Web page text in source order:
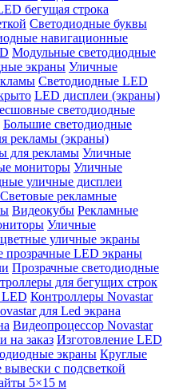
бегущая строка
Светодиодные буквы
навигационные
Модульные светодиодные
экраны Уличные
Светодиодные LED
LED дисплеи (экраны)
светодиодные
Большие светодиодные
рекламы (экраны)
для рекламы Уличные
мониторы Уличные
уличные дисплеи
Световые рекламные
Видеокубы Рекламные
Уличные
уличные экраны
прозрачные LED экраны
Прозрачные светодиодные
для бегущих строк
LED Контроллеры Novastar
для Led экрана
Видеопроцессор Novastar
на заказ Изготовление LED
экраны Круглые
с подсветкой
5×15 м